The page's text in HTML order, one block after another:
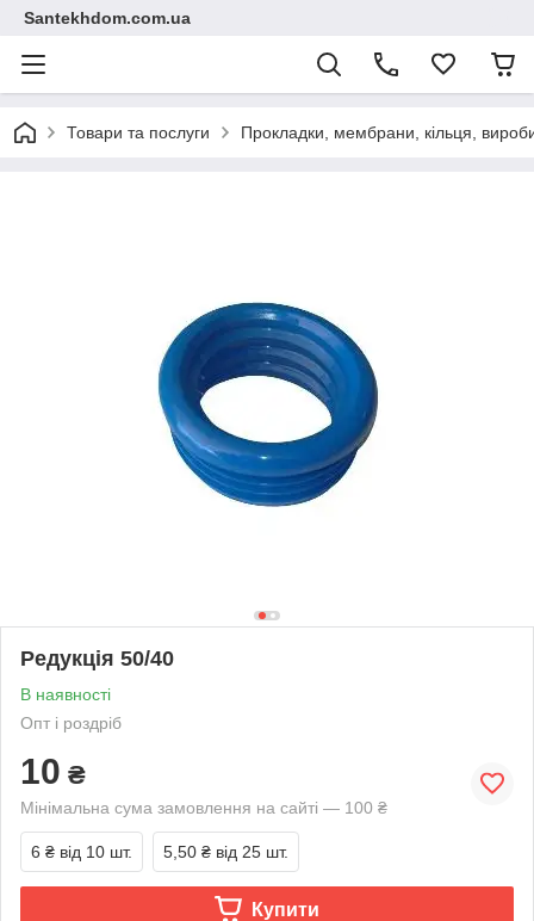
Santekhdom.com.ua
Товари та послуги Прокладки, мембрани, кільця,
Редукція 50/40
В наявності
Опт і роздріб
10 ₴
Мінімальна сума замовлення на сайті — 100 ₴
6 ₴ від 10 шт. 5,50 ₴ від 25 шт.
Купити